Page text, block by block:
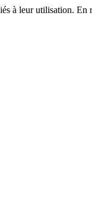
à leur utilisation. En